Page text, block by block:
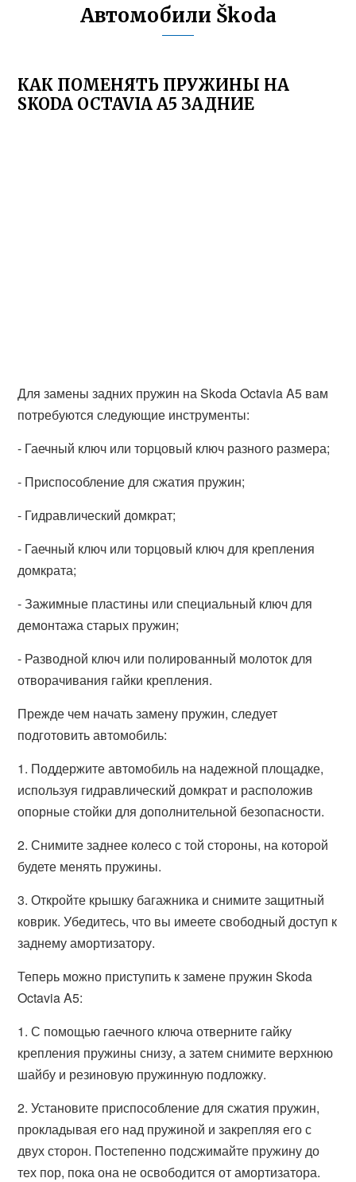
Автомобили Škoda
КАК ПОМЕНЯТЬ ПРУЖИНЫ НА
SKODA OCTAVIA A5 ЗАДНИЕ
Для замены задних пружин на Skoda Octavia A5 вам
потребуются следующие инструменты:
- Гаечный ключ или торцовый ключ разного размера;
- Приспособление для сжатия пружин;
- Гидравлический домкрат;
- Гаечный ключ или торцовый ключ для крепления
домкрата;
- Зажимные пластины или специальный ключ для
демонтажа старых пружин;
- Разводной ключ или полированный молоток для
отворачивания гайки крепления.
Прежде чем начать замену пружин, следует
подготовить автомобиль:
1. Поддержите автомобиль на надежной площадке,
используя гидравлический домкрат и расположив
опорные стойки для дополнительной безопасности.
2. Снимите заднее колесо с той стороны, на которой
будете менять пружины.
3. Откройте крышку багажника и снимите защитный
коврик. Убедитесь, что вы имеете свободный доступ к
заднему амортизатору.
Теперь можно приступить к замене пружин Skoda
Octavia A5:
1. С помощью гаечного ключа отверните гайку
крепления пружины снизу, а затем снимите верхнюю
шайбу и резиновую пружинную подложку.
2. Установите приспособление для сжатия пружин,
прокладывая его над пружиной и закрепляя его с
двух сторон. Постепенно подсжимайте пружину до
тех пор, пока она не освободится от амортизатора.